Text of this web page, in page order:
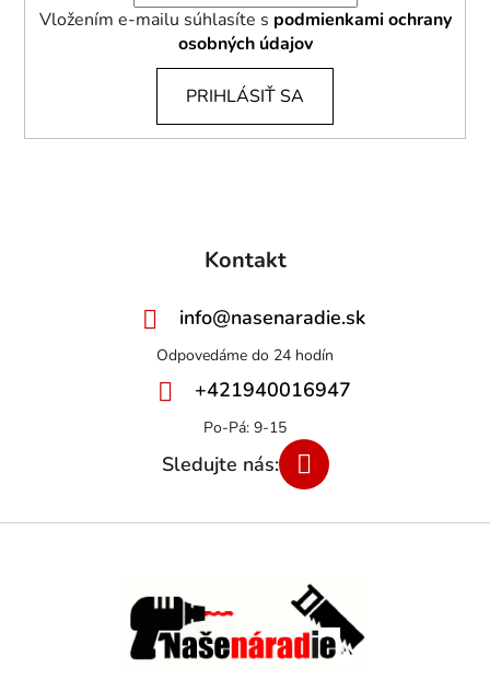
Vložením e-mailu súhlasíte s podmienkami ochrany
osobných údajov
PRIHLÁSIŤ SA
Kontakt
info@nasenaradie.sk
+421940016947